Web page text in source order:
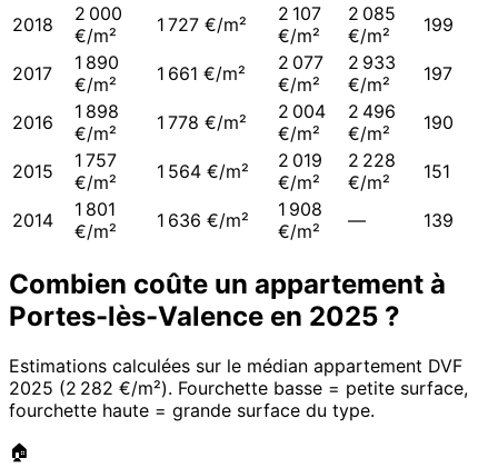
2018
2 000
€/m²
1 727 €/m²
2 107
€/m²
2 085
€/m²
199
2017
1 890
€/m²
1 661 €/m²
2 077
€/m²
2 933
€/m²
197
2016
1 898
€/m²
1 778 €/m²
2 004
€/m²
2 496
€/m²
190
2015
1 757
€/m²
1 564 €/m²
2 019
€/m²
2 228
€/m²
151
2014
1 801
€/m²
1 636 €/m²
1 908
€/m²
— 139
Combien coûte un appartement à
Portes-lès-Valence en 2025 ?
Estimations calculées sur le médian appartement DVF
2025 (2 282 €/m²). Fourchette basse = petite surface,
fourchette haute = grande surface du type.
🏠